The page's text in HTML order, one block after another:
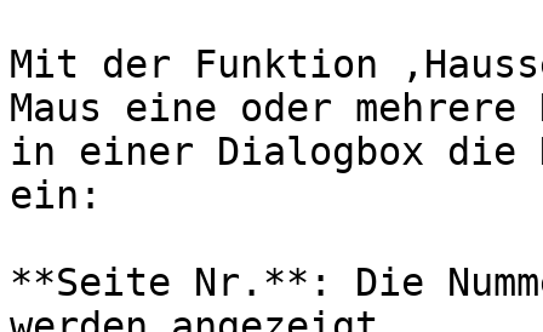
Mit der Funktion
Maus eine oder
in einer Dialogbox
ein:
**Seite Nr.**: Die